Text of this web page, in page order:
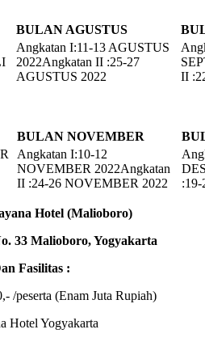
BULAN AGUSTUS
Angkatan I:11-13 AGUSTUS
2022Angkatan II :25-27
AGUSTUS 2022
II
BULAN NOVEMBER
Angkatan I:10-12
NOVEMBER 2022Angkatan
II :24-26 NOVEMBER 2022
Hotel (Malioboro)
Malioboro, Yogyakarta
Fasilitas :
(Enam Juta Rupiah)
Hotel Yogyakarta